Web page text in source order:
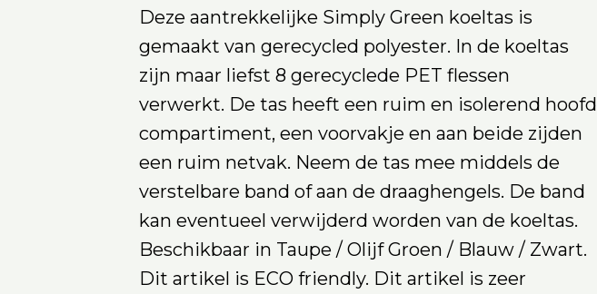
Deze aantrekkelijke Simply Green koeltas is
gemaakt van gerecycled polyester. In de koeltas
zijn maar liefst 8 gerecyclede PET flessen
verwerkt. De tas heeft een ruim en isolerend hoofd
compartiment, een voorvakje en aan beide zijden
een ruim netvak. Neem de tas mee middels de
verstelbare band of aan de draaghengels. De band
kan eventueel verwijderd worden van de koeltas.
Beschikbaar in Taupe / Olijf Groen / Blauw / Zwart.
Dit artikel is ECO friendly. Dit artikel is zeer